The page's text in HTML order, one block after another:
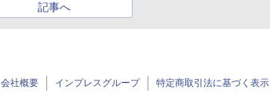
記事へ
会社概要 インプレスグループ 特定商取引法に基づく表示